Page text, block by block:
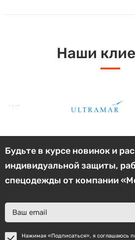
Наши
Будьте в курсе новинок и
индивидуальной защиты,
спецодежды от компании
Нажимая «Подписаться», я соглашаюсь